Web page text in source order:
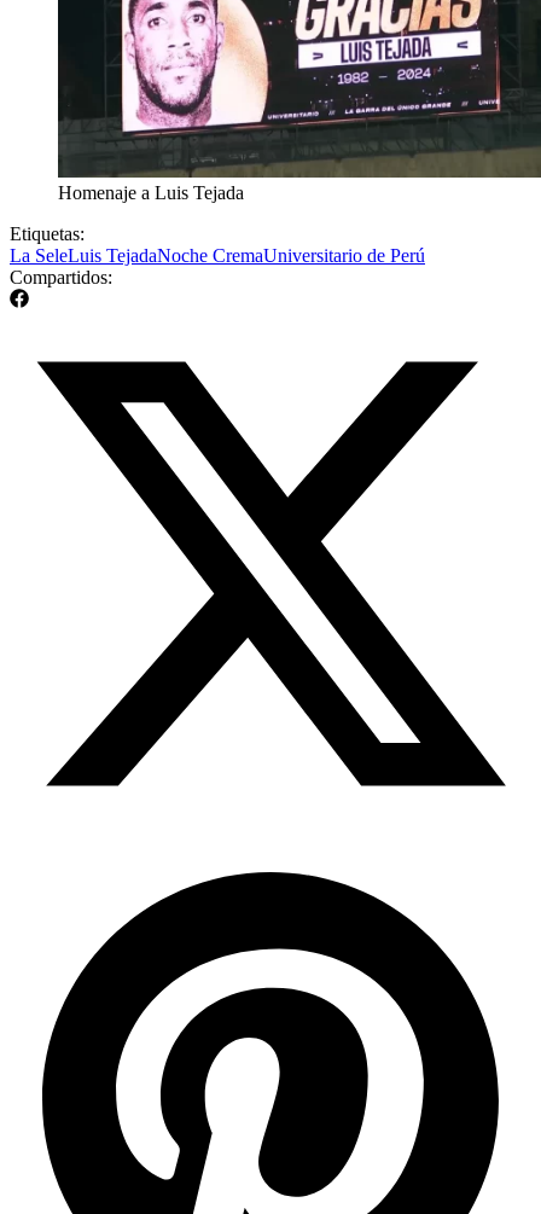
Homenaje a Luis Tejada
Etiquetas:
La SeleLuis TejadaNoche CremaUniversitario de Perú
Compartidos: